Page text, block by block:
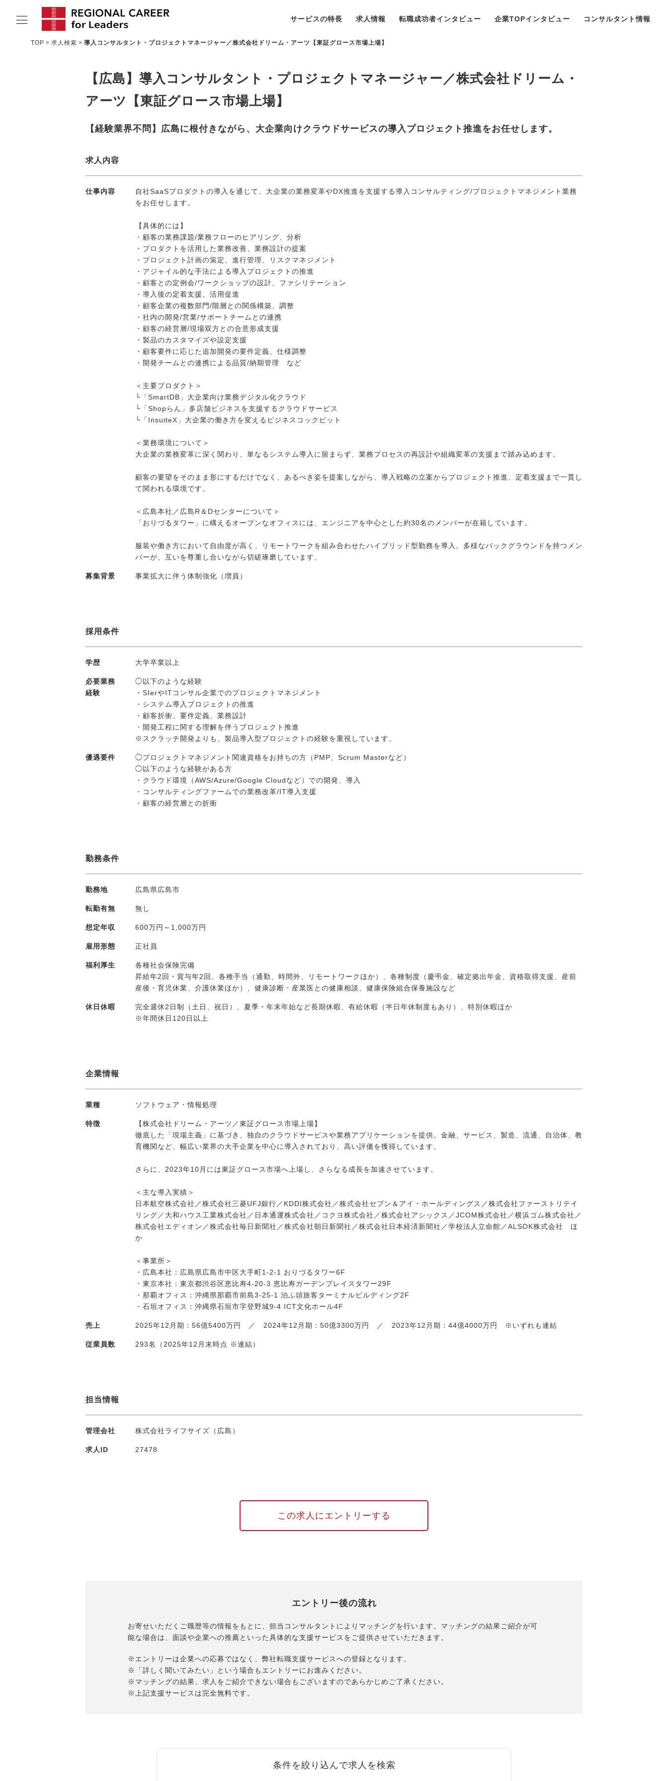
サービスの特長 求人情報 転職成功者インタビュー 企業TOPインタビュー コンサルタント情報
転職成功者インタビュー
今すぐ転職をお考えの方
中長期で転職をお考えの方
TOP 求人検索 導入コンサルタント・プロジェクトマネージャー／株式会社ドリーム・アーツ【東証グロース市場上場】
【広島】導入コンサルタント・プロジェクトマネージャー／株式会社ドリーム・
アーツ【東証グロース市場上場】
【経験業界不問】広島に根付きながら、大企業向けクラウドサービスの導入プロジェクト推進をお任せします。
求人内容
仕事内容
自社SaaSプロダクトの導入を通じて、大企業の業務変革やDX推進を支援する導入コンサルティング/プロジェクトマネジメント業務
をお任せします。
【具体的には】
・顧客の業務課題/業務フローのヒアリング、分析
・プロダクトを活用した業務改善、業務設計の提案
・プロジェクト計画の策定、進行管理、リスクマネジメント
・アジャイル的な手法による導入プロジェクトの推進
・顧客との定例会/ワークショップの設計、ファシリテーション
・導入後の定着支援、活用促進
・顧客企業の複数部門/階層との関係構築、調整
・社内の開発/営業/サポートチームとの連携
・顧客の経営層/現場双方との合意形成支援
・製品のカスタマイズや設定支援
・顧客要件に応じた追加開発の要件定義、仕様調整
・開発チームとの連携による品質/納期管理 など
＜主要プロダクト＞
└「SmartDB」大企業向け業務デジタル化クラウド
└「Shopらん」多店舗ビジネスを支援するクラウドサービス
└「InsuiteX」大企業の働き方を変えるビジネスコックピット
＜業務環境について＞
大企業の業務変革に深く関わり、単なるシステム導入に留まらず、業務プロセスの再設計や組織変革の支援まで踏み込めます。
顧客の要望をそのまま形にするだけでなく、あるべき姿を提案しながら、導入戦略の立案からプロジェクト推進、定着支援まで一貫し
て関われる環境です。
＜広島本社／広島R＆Dセンターについて＞
「おりづるタワー」に構えるオープンなオフィスには、エンジニアを中心とした約30名のメンバーが在籍しています。
服装や働き方において自由度が高く、リモートワークを組み合わせたハイブリッド型勤務を導入。多様なバックグラウンドを持つメン
バーが、互いを尊重し合いながら切磋琢磨しています。
募集背景 事業拡大に伴う体制強化（増員）
採用条件
学歴 大学卒業以上
必要業務
経験
◯以下のような経験
・SIerやITコンサル企業でのプロジェクトマネジメント
・システム導入プロジェクトの推進
・顧客折衝、要件定義、業務設計
・開発工程に関する理解を伴うプロジェクト推進
※スクラッチ開発よりも、製品導入型プロジェクトの経験を重視しています。
優遇要件
◯プロジェクトマネジメント関連資格をお持ちの方（PMP、Scrum Masterなど）
◯以下のような経験がある方
・クラウド環境（AWS/Azure/Google Cloudなど）での開発、導入
・コンサルティングファームでの業務改革/IT導入支援
・顧客の経営層との折衝
勤務条件
勤務地 広島県広島市
転勤有無 無し
想定年収 600万円～1,000万円
雇用形態 正社員
福利厚生
各種社会保険完備
昇給年2回・賞与年2回、各種手当（通勤、時間外、リモートワークほか）、各種制度（慶弔金、確定拠出年金、資格取得支援、産前
産後・育児休業、介護休業ほか）、健康診断・産業医との健康相談、健康保険組合保養施設など
休日休暇
完全週休2日制（土日、祝日）、夏季・年末年始など長期休暇、有給休暇（半日年休制度もあり）、特別休暇ほか
※年間休日120日以上
企業情報
業種 ソフトウェア・情報処理
特徴
【株式会社ドリーム・アーツ／東証グロース市場上場】
徹底した「現場主義」に基づき、独自のクラウドサービスや業務アプリケーションを提供。金融、サービス、製造、流通、自治体、教
育機関など、幅広い業界の大手企業を中心に導入されており、高い評価を獲得しています。
さらに、2023年10月には東証グロース市場へ上場し、さらなる成長を加速させています。
＜主な導入実績＞
日本航空株式会社／株式会社三菱UFJ銀行／KDDI株式会社／株式会社セブン＆アイ・ホールディングス／株式会社ファーストリテイ
リング／大和ハウス工業株式会社／日本通運株式会社／コクヨ株式会社／株式会社アシックス／JCOM株式会社／横浜ゴム株式会社／
株式会社エディオン／株式会社毎日新聞社／株式会社朝日新聞社／株式会社日本経済新聞社／学校法人立命館／ALSOK株式会社 ほ
か
＜事業所＞
・広島本社：広島県広島市中区大手町1-2-1 おりづるタワー6F
・東京本社：東京都渋谷区恵比寿4-20-3 恵比寿ガーデンプレイスタワー29F
・那覇オフィス：沖縄県那覇市前島3-25-1 泊ふ頭旅客ターミナルビルディング2F
・石垣オフィス：沖縄県石垣市字登野城9-4 ICT文化ホール4F
売上 2025年12月期：56億5400万円 ／ 2024年12月期：50億3300万円 ／ 2023年12月期：44億4000万円 ※いずれも連結
従業員数 293名（2025年12月末時点 ※連結）
担当情報
管理会社 株式会社ライフサイズ（広島）
求人ID 27478
この求人にエントリーする
エントリー後の流れ
お寄せいただくご職歴等の情報をもとに、担当コンサルタントによりマッチングを行います。マッチングの結果ご紹介が可
能な場合は、面談や企業への推薦といった具体的な支援サービスをご提供させていただきます。
※エントリーは企業への応募ではなく、弊社転職支援サービスへの登録となります。
※「詳しく聞いてみたい」という場合もエントリーにお進みください。
※マッチングの結果、求人をご紹介できない場合もございますのであらかじめご了承ください。
※上記支援サービスは完全無料です。
条件を絞り込んで求人を検索